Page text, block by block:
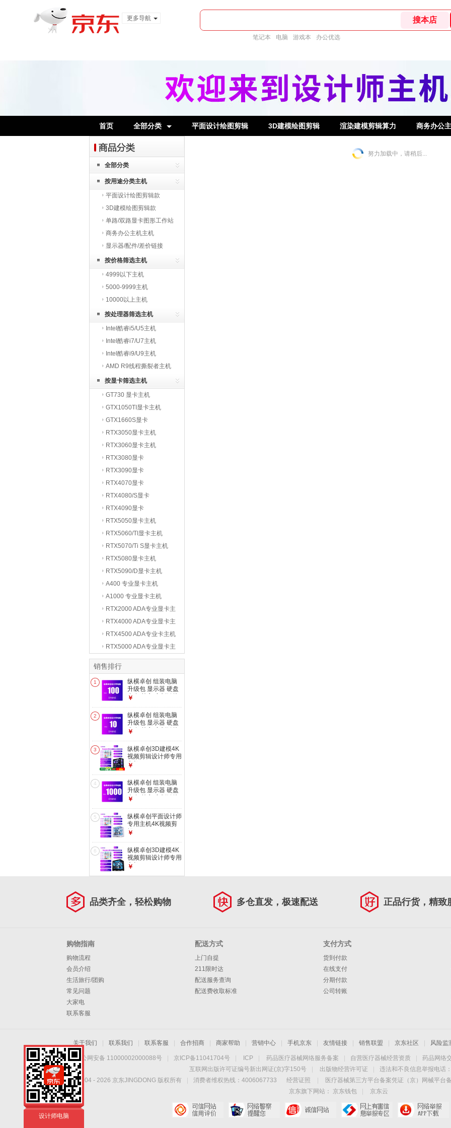
更多导航
笔记本 电脑 游戏本 办公优选
首页 全部分类 平面设计绘图剪辑 3D建模绘图剪辑 渲染建模剪辑算力 商务办公
全部分类
按用途分类主机
平面设计绘图剪辑款
3D建模绘图剪辑款
单路/双路显卡图形工作站
商务办公主机主机
显示器/配件/差价链接
按价格筛选主机
4999以下主机
5000-9999主机
10000以上主机
按处理器筛选主机
Intel酷睿i5/U5主机
Intel酷睿i7/U7主机
Intel酷睿i9/U9主机
AMD R9线程撕裂者主机
按显卡筛选主机
GT730 显卡主机
GTX1050TI显卡主机
GTX1660S显卡
RTX3050显卡主机
RTX3060显卡主机
RTX3080显卡
RTX3090显卡
RTX4070显卡
RTX4080/S显卡
RTX4090显卡
RTX5050显卡主机
RTX5060/TI显卡主机
RTX5070/Ti S显卡主机
RTX5080显卡主机
RTX5090/D显卡主机
A400 专业显卡主机
A1000 专业显卡主机
RTX2000 ADA专业显卡主
机RTX4000 ADA专业显卡主
机RTX4500 ADA专业卡主机
RTX5000 ADA专业显卡主
机
销售排行
1
纵横卓创 组装电脑
升级包 显示器 硬盘
内存 其它 定制链接
装、升级配置 按需
选配 100元升级包
￥
2
纵横卓创 组装电脑
升级包 显示器 硬盘
内存 其它 定制链接
装、升级配置 按需
选配 10元升级包
￥
3
纵横卓创3D建模4K
视频剪辑设计师专用
主机
效率高出图快室内机
械i7/U7 265K台式
电脑 3D建模4K视频
剪辑四：
i7+1T+RTX3060
￥
4
纵横卓创 组装电脑
升级包 显示器 硬盘
内存 其它 定制链接
装、升级配置 按需
选配 1000元升级包
￥
5
纵横卓创平面设计师
专用主机4K视频剪
辑
多开不卡顿摄影广告
美工i5/U5 245K台
式电脑 平面设计4K
视频剪辑 四：
i5+1T+2060
￥
6
纵横卓创3D建模4K
视频剪辑设计师专用
主机
电脑 3d建模 视频剪
辑 一：
￥
努力加载中，请稍后...
品类齐全，轻松购物 多仓直发，极速配送 正品行货，精致
购物指南
购物流程
会员介绍
生活旅行/团购
常见问题
大家电
联系客服
配送方式
上门自提
211限时达
配送服务查询
配送费收取标准
支付方式
货到付款
在线支付
分期付款
公司转账
关于我们 联系我们 联系客服 合作招商 商家帮助 营销中心 手机京东 友情链接 销售联盟 京东社区 风险监
京公网安备 11000002000088号 京ICP备11041704号 ICP 药品医疗器械网络服务备案 自营医疗器械经营资质 药品网络
互联网出版许可证编号新出网证(京)字150号
出版物经营许可证
违法和不良信息举报电话
Copyright © 2004 - 2026 京东JINGDONG 版权所有 消费者维权热线：4006067733 经营证照 医疗器械第三方平台备案凭证（京）网械平台
京东旗下网站：
京东钱包 京东云
纵横卓创电脑
设计师电脑
纵横卓创电脑